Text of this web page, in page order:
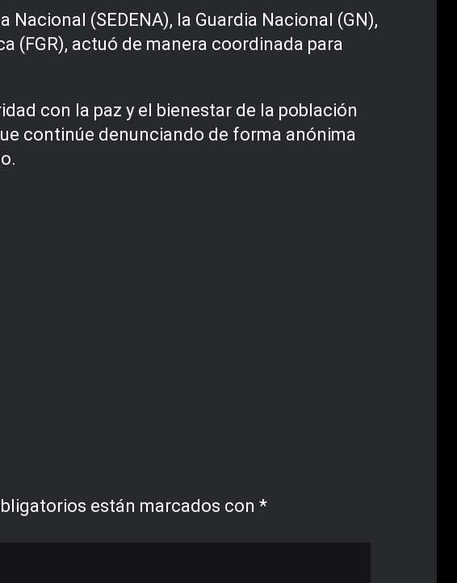
(SEDENA), la Guardia Nacional (GN),
(FGR), actuó de manera coordinada para
con la paz y el bienestar de la población
continúe denunciando de forma anónima
están marcados con *